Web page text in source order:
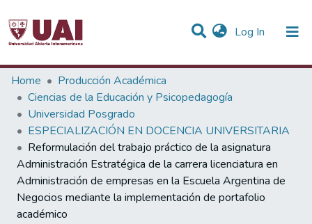
Log In (current)
Statistics
Communities & Collections
All of DSpace
Home
Producción Académica
Ciencias de la Educación y Psicopedagogía
Universidad Posgrado
ESPECIALIZACIÓN EN DOCENCIA UNIVERSITARIA
Reformulación del trabajo práctico de la asignatura
Administración Estratégica de la carrera licenciatura en
Administración de empresas en la Escuela Argentina de
Negocios mediante la implementación de portafolio
académico